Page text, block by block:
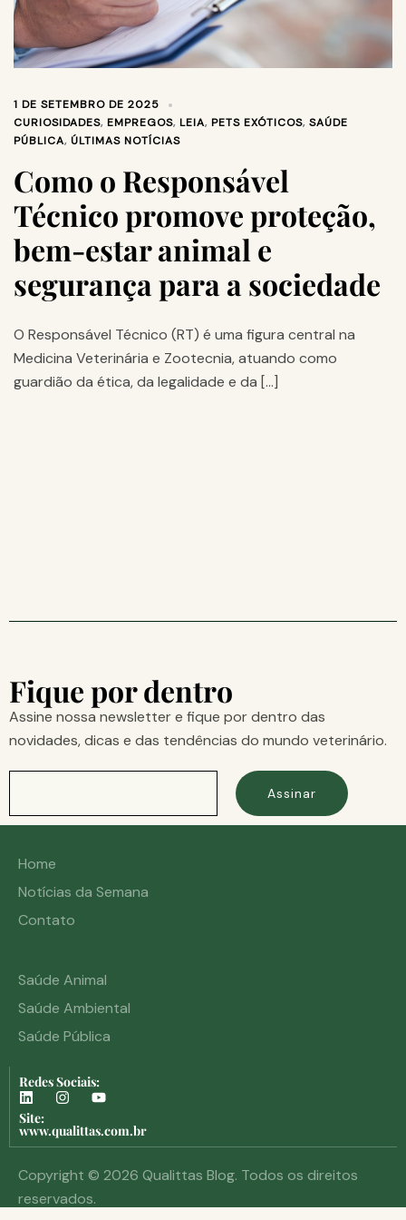
1 DE SETEMBRO DE 2025
CURIOSIDADES, EMPREGOS, LEIA, PETS EXÓTICOS, SAÚDE
PÚBLICA, ÚLTIMAS NOTÍCIAS
Como o Responsável
Técnico promove proteção,
bem-estar animal e
segurança para a sociedade
O Responsável Técnico (RT) é uma figura central na
Medicina Veterinária e Zootecnia, atuando como
guardião da ética, da legalidade e da […]
Fique por dentro
Assine nossa newsletter e fique por dentro das
novidades, dicas e das tendências do mundo veterinário.
Assinar
Home
Notícias da Semana
Contato
Saúde Animal
Saúde Ambiental
Saúde Pública
Redes Sociais:
Site:
www.qualittas.com.br
Copyright © 2026 Qualittas Blog. Todos os direitos
reservados.